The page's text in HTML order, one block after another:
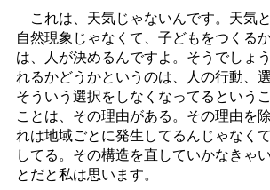
これは、天気じゃないんです。天気と
自然現象じゃなくて、子どもをつくる
は、人が決めるんですよ。そうでしょ
れるかどうかというのは、人の行動、
そういう選択をしなくなってるという
ことは、その理由がある。その理由を
れは地域ごとに発生してるんじゃなく
してる。その構造を直していかなきゃ
とだと私は思います。